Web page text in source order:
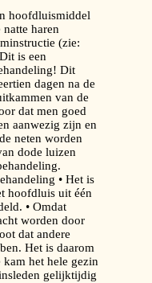
hoofdluismiddel
haren
(zie:
is een
Dit
dagen na de
van de
dat men goed
aanwezig zijn en
neten worden
dode luizen
• Het is
hoofdluis uit één
• Omdat
worden door
dat andere
Het is daarom
het hele gezin
gelijktijdig